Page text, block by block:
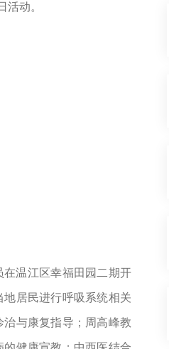
活动。
温江区幸福田园二期开
居民进行呼吸系统相关
与康复指导；周高峰教